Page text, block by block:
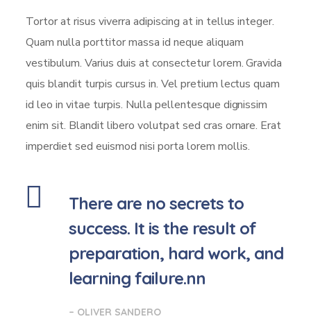
Tortor at risus viverra adipiscing at in tellus integer.
Quam nulla porttitor massa id neque aliquam
vestibulum. Varius duis at consectetur lorem. Gravida
quis blandit turpis cursus in. Vel pretium lectus quam
id leo in vitae turpis. Nulla pellentesque dignissim
enim sit. Blandit libero volutpat sed cras ornare. Erat
imperdiet sed euismod nisi porta lorem mollis.
There are no secrets to
success. It is the result of
preparation, hard work, and
learning failure.nn
– OLIVER SANDERO